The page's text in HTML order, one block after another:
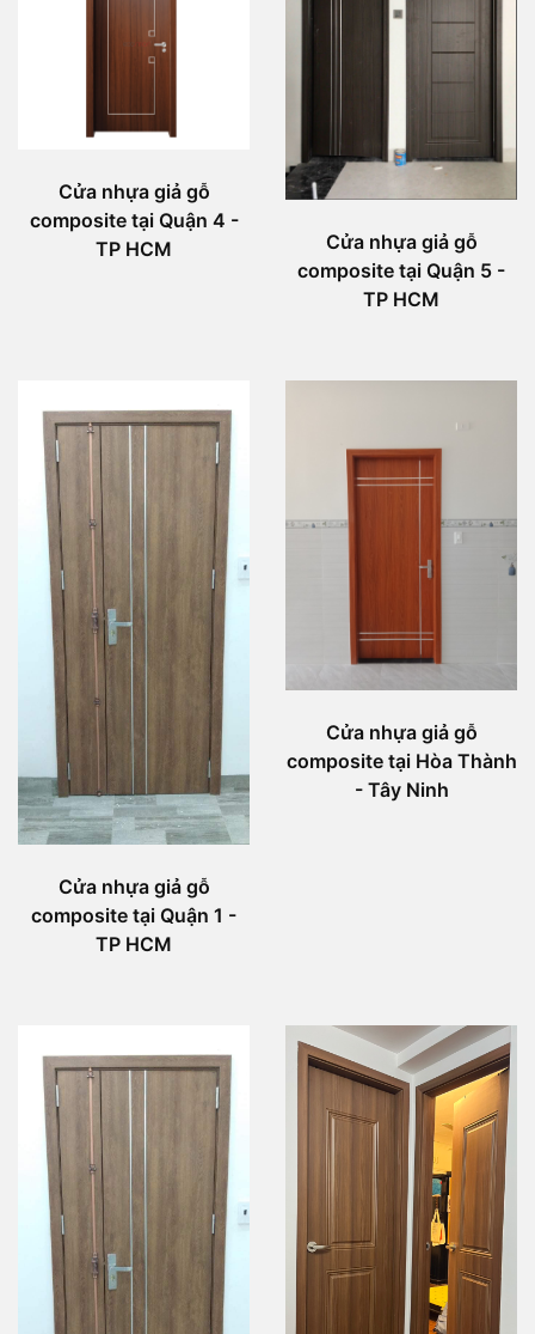
Cửa nhựa giả gỗ
composite tại Quận 4 -
TP HCM
Cửa nhựa giả gỗ
composite tại Quận 5 -
TP HCM
Cửa nhựa giả gỗ
composite tại Quận 1 -
TP HCM
Cửa nhựa giả gỗ
composite tại Hòa Thành
- Tây Ninh